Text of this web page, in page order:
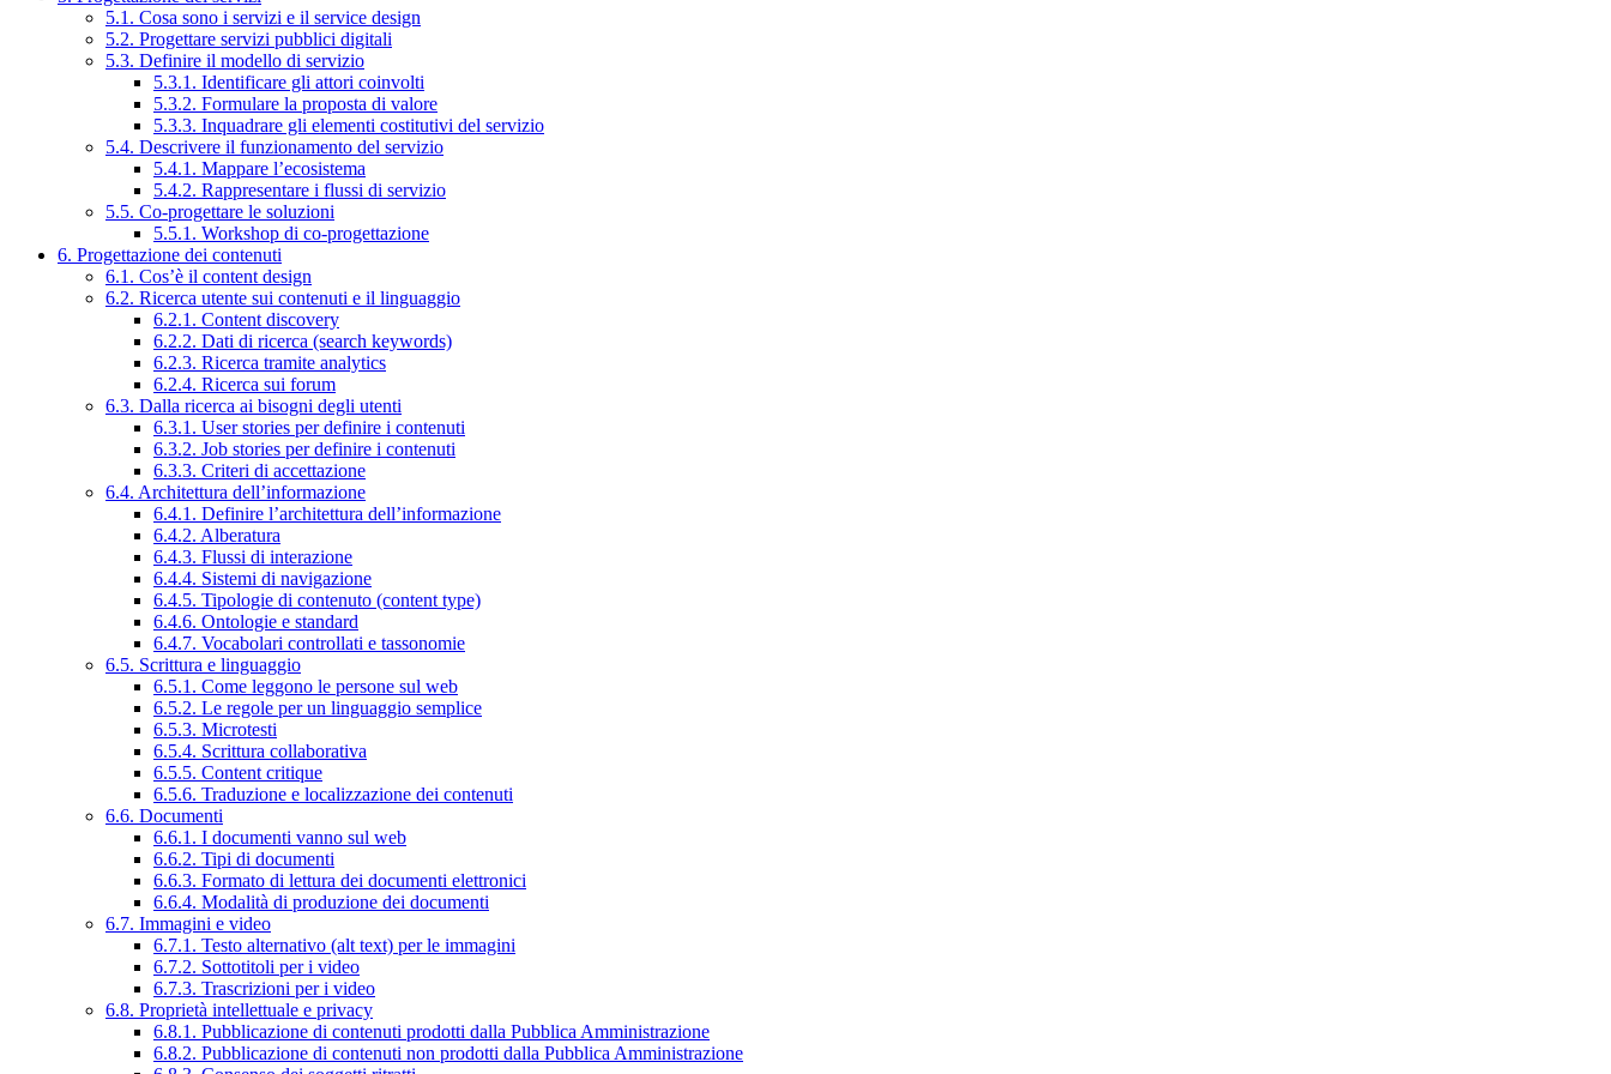
5.1. Cosa sono i servizi e il service design
5.2. Progettare servizi pubblici digitali
5.3. Definire il modello di servizio
5.3.1. Identificare gli attori coinvolti
5.3.2. Formulare la proposta di valore
5.3.3. Inquadrare gli elementi costitutivi del servizio
5.4. Descrivere il funzionamento del servizio
5.4.1. Mappare l’ecosistema
5.4.2. Rappresentare i flussi di servizio
5.5. Co-progettare le soluzioni
5.5.1. Workshop di co-progettazione
6. Progettazione dei contenuti
6.1. Cos’è il content design
6.2. Ricerca utente sui contenuti e il linguaggio
6.2.1. Content discovery
6.2.2. Dati di ricerca (search keywords)
6.2.3. Ricerca tramite analytics
6.2.4. Ricerca sui forum
6.3. Dalla ricerca ai bisogni degli utenti
6.3.1. User stories per definire i contenuti
6.3.2. Job stories per definire i contenuti
6.3.3. Criteri di accettazione
6.4. Architettura dell’informazione
6.4.1. Definire l’architettura dell’informazione
6.4.2. Alberatura
6.4.3. Flussi di interazione
6.4.4. Sistemi di navigazione
6.4.5. Tipologie di contenuto (content type)
6.4.6. Ontologie e standard
6.4.7. Vocabolari controllati e tassonomie
6.5. Scrittura e linguaggio
6.5.1. Come leggono le persone sul web
6.5.2. Le regole per un linguaggio semplice
6.5.3. Microtesti
6.5.4. Scrittura collaborativa
6.5.5. Content critique
6.5.6. Traduzione e localizzazione dei contenuti
6.6. Documenti
6.6.1. I documenti vanno sul web
6.6.2. Tipi di documenti
6.6.3. Formato di lettura dei documenti elettronici
6.6.4. Modalità di produzione dei documenti
6.7. Immagini e video
6.7.1. Testo alternativo (alt text) per le immagini
6.7.2. Sottotitoli per i video
6.7.3. Trascrizioni per i video
6.8. Proprietà intellettuale e privacy
6.8.1. Pubblicazione di contenuti prodotti dalla Pubblica Amministrazione
6.8.2. Pubblicazione di contenuti non prodotti dalla Pubblica Amministrazione